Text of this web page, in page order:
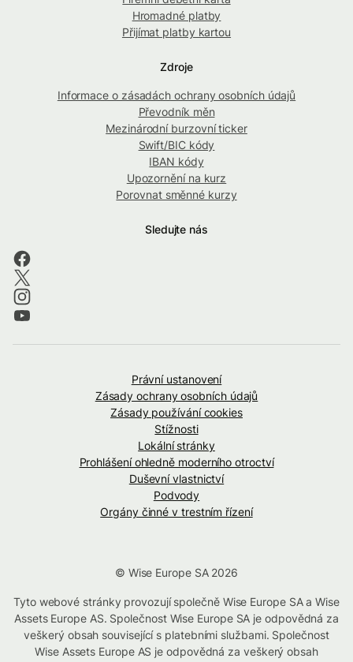
Hromadné platby
Přijímat platby kartou
Zdroje
Informace o zásadách ochrany osobních údajů
Převodník měn
Mezinárodní burzovní ticker
Swift/BIC kódy
IBAN kódy
Upozornění na kurz
Porovnat směnné kurzy
Sledujte nás
Právní ustanovení
Zásady ochrany osobních údajů
Zásady používání cookies
Stížnosti
Lokální stránky
Prohlášení ohledně moderního otroctví
Duševní vlastnictví
Podvody
Orgány činné v trestním řízení
© Wise Europe SA 2026
Tyto webové stránky provozují společně Wise Europe SA a Wise
Assets Europe AS. Společnost Wise Europe SA je odpovědná za
veškerý obsah související s platebními službami. Společnost
Wise Assets Europe AS je odpovědná za veškerý obsah